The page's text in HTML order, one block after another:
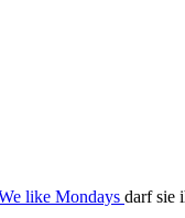
like Mondays darf sie